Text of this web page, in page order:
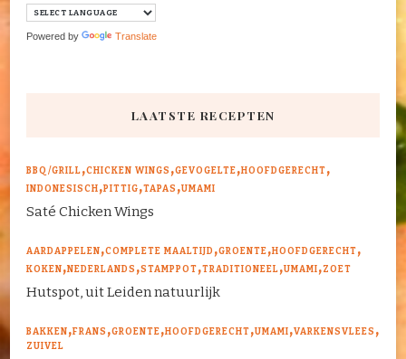
Powered by Translate
LAATSTE RECEPTEN
BBQ/GRILL CHICKEN WINGS GEVOGELTE HOOFDGERECHT
INDONESISCH PITTIG TAPAS UMAMI
Saté Chicken Wings
AARDAPPELEN COMPLETE MAALTIJD GROENTE HOOFDGERECHT
KOKEN NEDERLANDS STAMPPOT TRADITIONEEL UMAMI ZOET
Hutspot, uit Leiden natuurlijk
BAKKEN FRANS GROENTE HOOFDGERECHT UMAMI VARKENSVLEES
ZUIVEL